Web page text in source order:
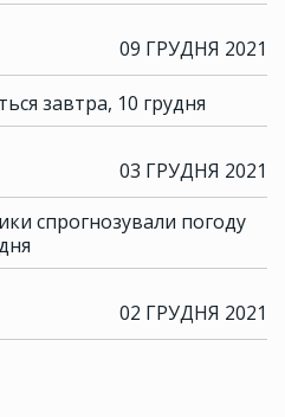
09 ГРУДНЯ 2021
завтра, 10 грудня
03 ГРУДНЯ 2021
спрогнозували погоду
02 ГРУДНЯ 2021